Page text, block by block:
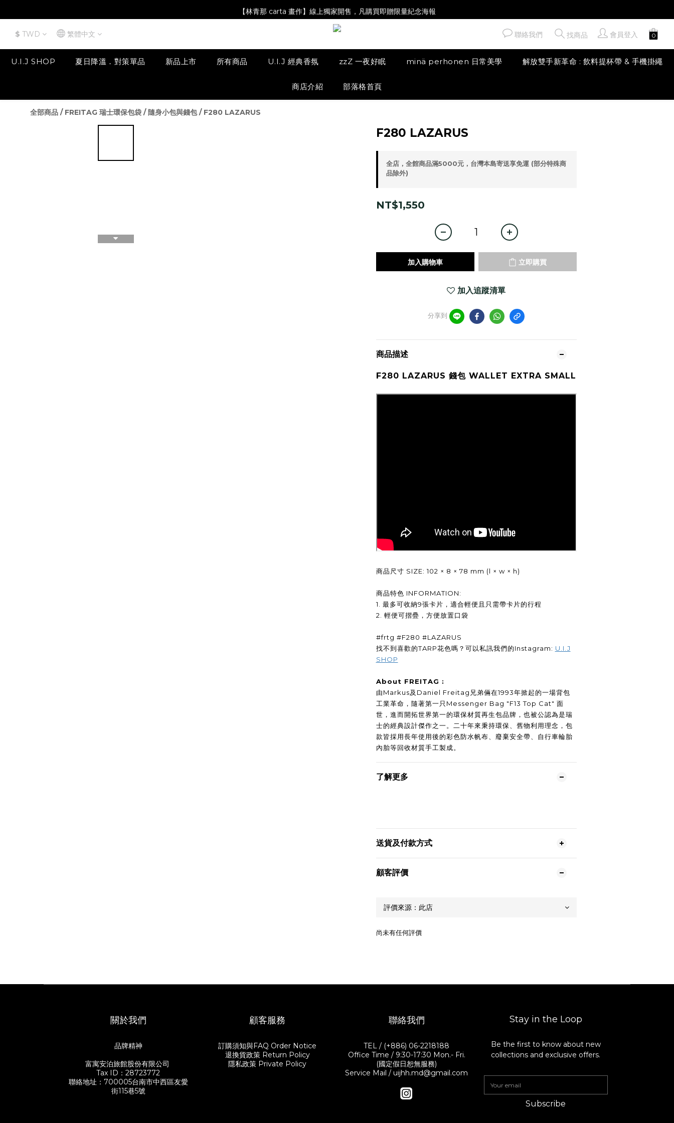
【Magazine B】單筆消費滿NT$2,000，即贈閱讀禮物明信片組
【林青那 carta 畫作】線上獨家開售，凡購買即贈限量紀念海報
【夏日降溫🧊對策單品】系列商品滿額現折 NT$300！
【Magazine B】單筆消費滿NT$2,000，即贈閱讀禮物明信片組
$ TWD 繁體中文 聯絡我們 找商品 會員登入
U.I.J SHOP 夏日降溫．對策單品 新品上市 所有商品 U.I.J 經典香氛 zzZ 一夜好眠 minä perhonen 日常美學 解放雙手新革命 : 飲料提杯帶 & 手機掛繩
商店介紹 部落格首頁
全部商品 / FREITAG 瑞士環保包袋 /隨身小包與錢包/ F280 LAZARUS
F280 LAZARUS
全店，全館商品滿5000元，台灣本島寄送享免運 (部分特殊商
品除外)
NT$1,550
加入購物車 立即購買
加入追蹤清單
分享到
商品描述
F280 LAZARUS 錢包 WALLET EXTRA SMALL
商品尺寸 SIZE: 102 × 8 × 78 mm (l × w × h)
商品特色 INFORMATION:
1. 最多可收納9張卡片，適合輕便且只需帶卡片的行程
2. 輕便可摺疊，方便放置口袋
#frtg #F280 #LAZARUS
找不到喜歡的TARP花色嗎？可以私訊我們的Instagram: U.I.J
SHOP
About FREITAG :
由Markus及Daniel Freitag兄弟倆在1993年掀起的一場背包
工業革命，隨著第一只Messenger Bag "F13 Top Cat" 面
世，進而開拓世界第一的環保材質再生包品牌，也被公認為是瑞
士的經典設計傑作之一。二十年來秉持環保、舊物利用理念，包
款皆採用長年使用後的彩色防水帆布、廢棄安全帶、自行車輪胎
內胎等回收材質手工製成。
了解更多
送貨及付款方式
顧客評價
尚未有任何評價
關於我們
品牌精神
富寓安泊旅館股份有限公司
Tax ID：28723772
聯絡地址：700005台南市中西區友愛
街115巷5號
顧客服務
訂購須知與FAQ Order Notice
退換貨政策 Return Policy
隱私政策 Private Policy
聯絡我們
TEL / (+886) 06-2218188
Office Time / 9:30-17:30 Mon.- Fri.
(國定假日恕無服務)
Service Mail / uijhh.md@gmail.com
Stay in the Loop
Be the first to know about new
collections and exclusive offers.
Subscribe